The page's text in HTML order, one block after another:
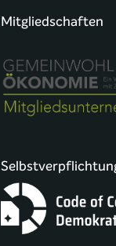
Mitgliedschaften